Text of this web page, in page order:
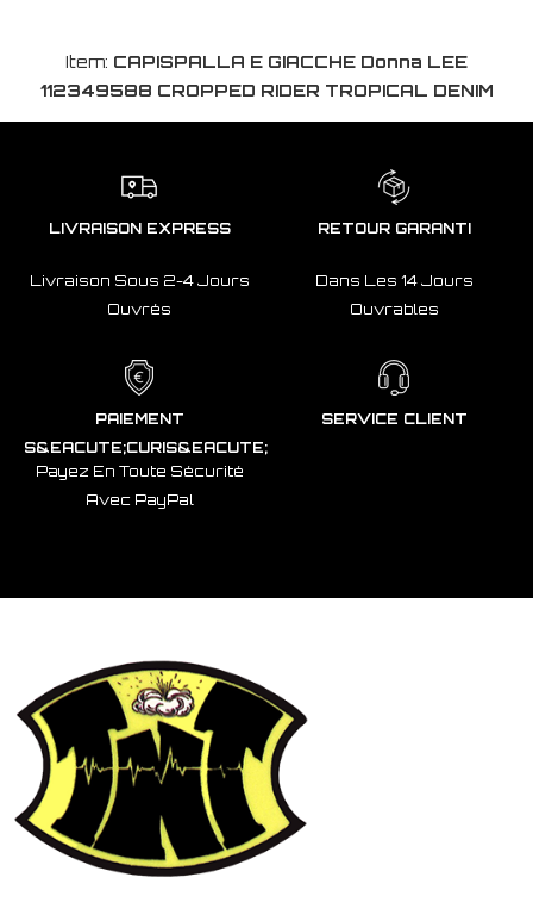
Item: CAPISPALLA E GIACCHE Donna LEE
112349588 CROPPED RIDER TROPICAL DENIM
LIVRAISON EXPRESS
Livraison Sous 2-4 Jours
Ouvrés
RETOUR GARANTI
Dans Les 14 Jours
Ouvrables
PAIEMENT
S&EACUTE;CURIS&EACUTE;
Payez En Toute Sécurité
Avec PayPal
SERVICE CLIENT